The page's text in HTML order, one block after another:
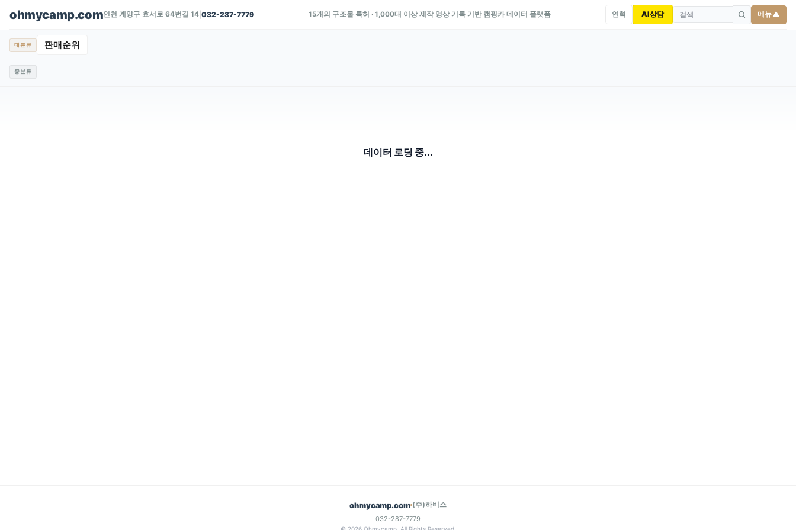
ohmycamp.com인천 계양구 효서로 64번길 14 |032-287-7779 15개의 구조물 특허 · 1,000대 이상 제작 영상 기록 기반 캠핑카 데이터 플랫폼 연혁 AI상담 메뉴 ▲
대분류 판매순위
중분류
데이터 로딩 중...
ohmycamp.com (주)하비스
032-287-7779